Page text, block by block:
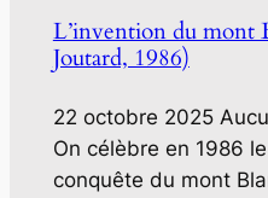
L’invention du mont
Joutard, 1986)
22 octobre 2025
On célèbre en 1986
conquête du mont